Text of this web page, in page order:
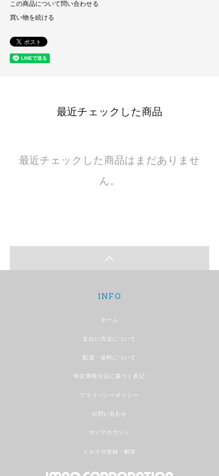
この商品について問い合わせる
買い物を続ける
最近チェックした商品
最近チェックした商品はまだありませ
ん。
INFO
ホーム
支払い方法について
配送・送料について
特定商取引法に基づく表記
プライバシーポリシー
お問い合わせ
マイアカウント
メルマガ登録・解除